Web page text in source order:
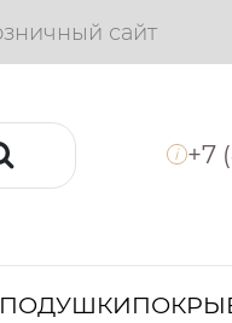
сайт
i +7